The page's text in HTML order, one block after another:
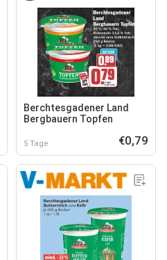
Berchtesgadener Land
Bergbauern Topfen
5 Tage €0,79